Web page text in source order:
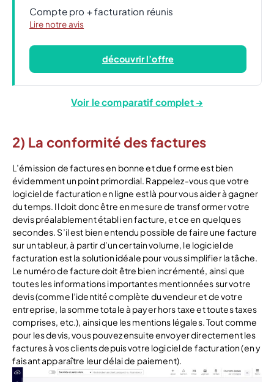
Compte pro + facturation réunis
Lire notre avis
découvrir l’offre
Voir le comparatif complet →
2) La conformité des factures
L’émission de factures en bonne et due forme est bien
évidemment un point primordial. Rappelez-vous que votre
logiciel de facturation en ligne est là pour vous aider à gagner
du temps. Il doit donc être en mesure de transformer votre
devis préalablement établi en facture, et ce en quelques
secondes. S’il est bien entendu possible de faire une facture
sur un tableur, à partir d’un certain volume, le logiciel de
facturation est la solution idéale pour vous simplifier la tâche.
Le numéro de facture doit être bien incrémenté, ainsi que
toutes les informations importantes mentionnées sur votre
devis (comme l’identité complète du vendeur et de votre
entreprise, la somme totale à payer hors taxe et toutes taxes
comprises, etc.), ainsi que les mentions légales. Tout comme
pour les devis, vous pouvez ensuite envoyer directement les
factures à vos clients depuis votre logiciel de facturation (en y
faisant apparaître leur délai de paiement).